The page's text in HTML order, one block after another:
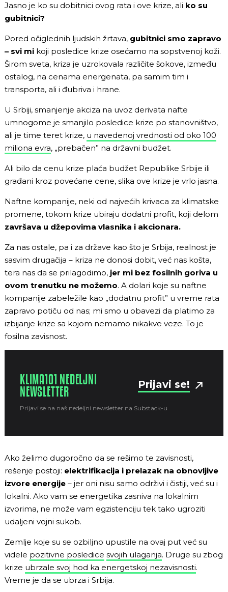
Jasno je ko su dobitnici ovog rata i ove krize, ali ko su
gubitnici?
Pored očiglednih ljudskih žrtava, gubitnici smo zapravo
– svi mi koji posledice krize osećamo na sopstvenoj koži.
Širom sveta, kriza je uzrokovala različite šokove, između
ostalog, na cenama energenata, pa samim tim i
transporta, ali i đubriva i hrane.
U Srbiji, smanjenje akciza na uvoz derivata nafte
umnogome je smanjilo posledice krize po stanovništvo,
ali je time teret krize, u navedenoj vrednosti od oko 100
miliona evra, „prebačen” na državni budžet.
Ali bilo da cenu krize plaća budžet Republike Srbije ili
građani kroz povećane cene, slika ove krize je vrlo jasna.
Naftne kompanije, neki od najvećih krivaca za klimatske
promene, tokom krize ubiraju dodatni profit, koji delom
završava u džepovima vlasnika i akcionara.
Za nas ostale, pa i za države kao što je Srbija, realnost je
sasvim drugačija – kriza ne donosi dobit, već nas košta,
tera nas da se prilagodimo, jer mi bez fosilnih goriva u
ovom trenutku ne možemo. A dolari koje su naftne
kompanije zabeležile kao „dodatnu profit” u vreme rata
zapravo potiču od nas; mi smo u obavezi da platimo za
izbijanje krize sa kojom nemamo nikakve veze. To je
fosilna zavisnost.
KLIMA101 NEDELJNI
NEWSLETTER
Prijavi se!
Prijavi se na naš nedeljni newsletter na Substack-u
Ako želimo dugoročno da se rešimo te zavisnosti,
rešenje postoji: elektrifikacija i prelazak na obnovljive
izvore energije – jer oni nisu samo održivi i čistiji, već su i
lokalni. Ako vam se energetika zasniva na lokalnim
izvorima, ne može vam egzistenciju tek tako ugroziti
udaljeni vojni sukob.
Zemlje koje su se ozbiljno upustile na ovaj put već su
videle pozitivne posledice svojih ulaganja. Druge su zbog
krize ubrzale svoj hod ka energetskoj nezavisnosti.
Vreme je da se ubrza i Srbija.